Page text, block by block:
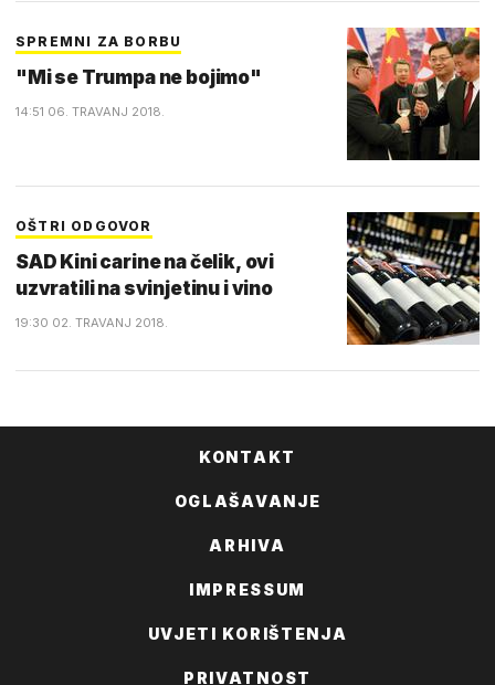
SPREMNI ZA BORBU
"Mi se Trumpa ne bojimo"
14:51 06. TRAVANJ 2018.
OŠTRI ODGOVOR
SAD Kini carine na čelik, ovi
uzvratili na svinjetinu i vino
19:30 02. TRAVANJ 2018.
KONTAKT
OGLAŠAVANJE
ARHIVA
IMPRESSUM
UVJETI KORIŠTENJA
PRIVATNOST